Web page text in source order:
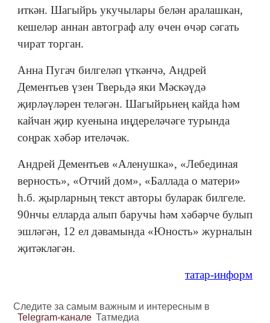
иткән. Шагыйрь укучылары белән аралашкан,
кешеләр аннан автограф алу өчен өчәр сәгать
чират торган.
Анна Пугач билгеләп үткәнчә, Андрей
Дементьев үзен Тверьдә яки Мәскәүдә
җирләүләрен теләгән. Шагыйрьнең кайда һәм
кайчан җир куенына иңдереләчәге турында
соңрак хәбәр ителәчәк.
Андрей Дементьев «Аленушка», «Лебединая
верность», «Отчий дом», «Баллада о матери»
һ.б. җырларның текст авторы буларак билгеле.
90нчы елларда алып баручы һәм хәбәрче булып
эшләгән, 12 ел дәвамында «Юность» журналын
җитәкләгән.
татар-информ
Следите за самым важным и интересным в
Telegram-канале Татмедиа